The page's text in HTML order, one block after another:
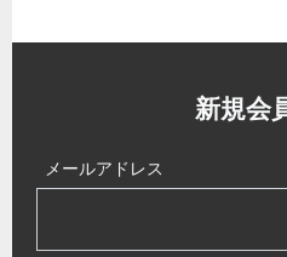
新規会
メールアドレス